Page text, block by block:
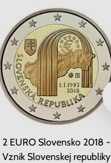
2 EURO Slovensko 2018 -
Vznik Slovenskej republiky